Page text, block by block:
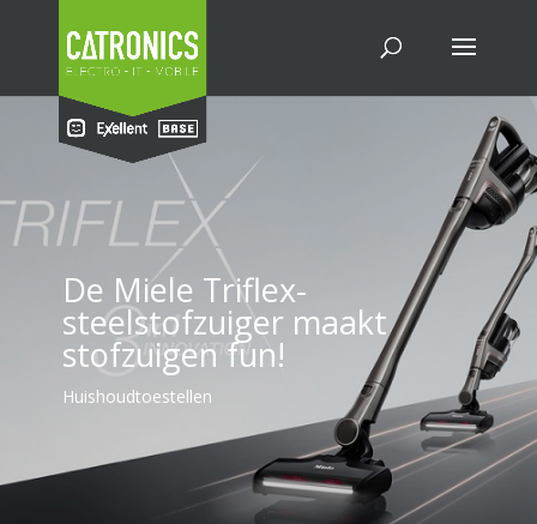
De Miele Triflex-
steelstofzuiger maakt
stofzuigen fun!
Huishoudtoestellen